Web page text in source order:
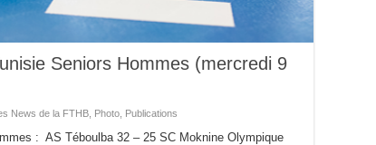
Seniors Hommes (mercredi 9
News de la FTHB Photo Publications
: AS Téboulba 32 – 25 SC Moknine Olympique